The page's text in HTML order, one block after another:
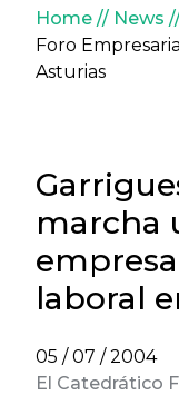
Home News
Foro
Asturias
marcha
laboral
05 / 07 / 2004
El Catedrático